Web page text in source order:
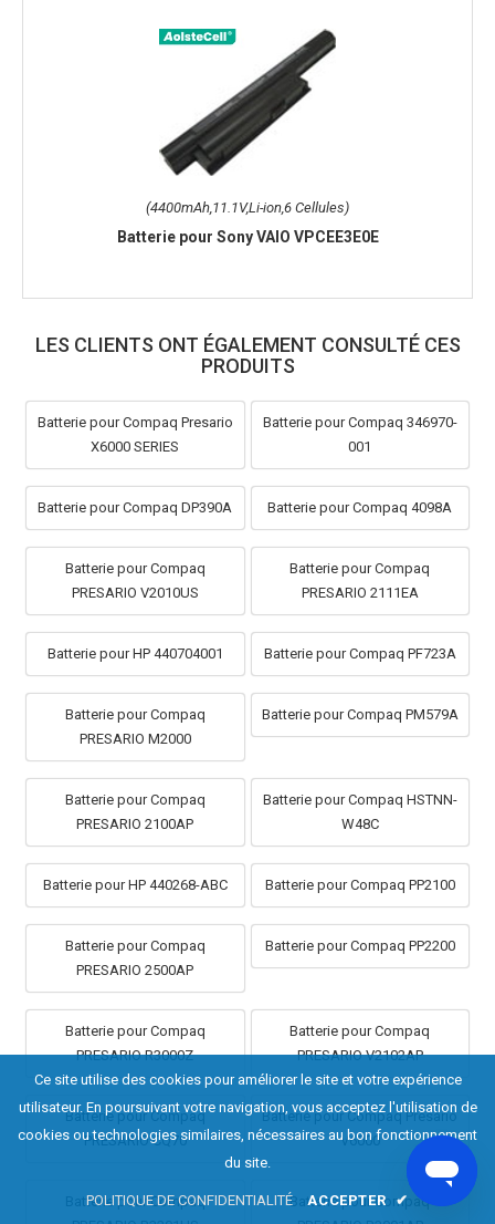
(4400mAh,11.1V,Li-ion,6 Cellules)
Batterie pour Sony VAIO VPCEE3E0E
LES CLIENTS ONT ÉGALEMENT CONSULTÉ CES
PRODUITS
Batterie pour Compaq Presario
X6000 SERIES
Batterie pour Compaq 346970-
001
Batterie pour Compaq DP390A Batterie pour Compaq 4098A
Batterie pour Compaq
PRESARIO V2010US
Batterie pour Compaq
PRESARIO 2111EA
Batterie pour HP 440704001 Batterie pour Compaq PF723A
Batterie pour Compaq
PRESARIO M2000
Batterie pour Compaq PM579A
Batterie pour Compaq
PRESARIO 2100AP
Batterie pour Compaq HSTNN-
W48C
Batterie pour HP 440268-ABC Batterie pour Compaq PP2100
Batterie pour Compaq
PRESARIO 2500AP
Batterie pour Compaq PP2200
Batterie pour Compaq
PRESARIO R3000Z
Batterie pour Compaq
PRESARIO V2102AP
Batterie pour Compaq
PRESARIO CQ70
Batterie pour Compaq Presario
V6000
Batterie pour Compaq
Batterie pour Compaq
Ce site utilise des cookies pour améliorer le site et votre expérience
utilisateur. En poursuivant votre navigation, vous acceptez l'utilisation de
cookies ou technologies similaires, nécessaires au bon fonctionnement
du site.
POLITIQUE DE CONFIDENTIALITÉ ACCEPTER ✔